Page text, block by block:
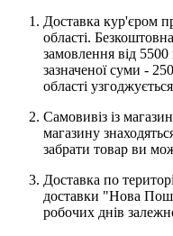
Доставка кур'єром
області.
замовлення від
зазначеної суми -
області
Самовивіз із
магазину
забрати товар ви
Доставка по
доставки "Нова
робочих днів